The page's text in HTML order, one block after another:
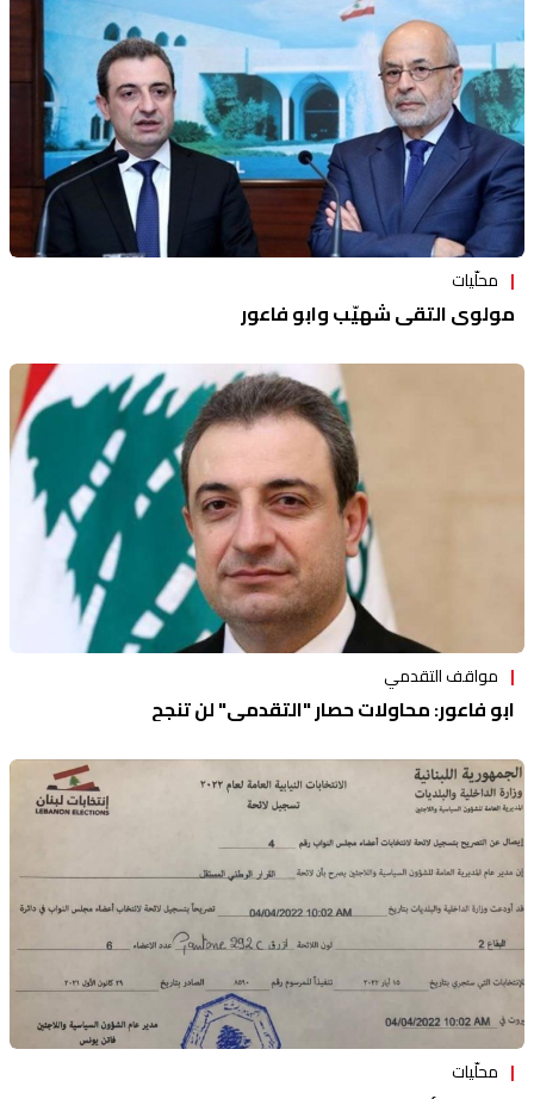
محلّيات
مولوي التقى شهيّب وابو فاعور
مواقف التقدمي
ابو فاعور: محاولات حصار "التقدمي" لن تنجح
محلّيات